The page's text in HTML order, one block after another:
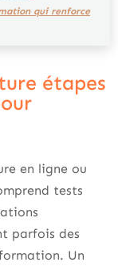
qui renforce
étapes
en ligne ou
tests
parfois des
Un